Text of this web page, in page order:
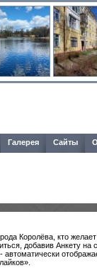
Галерея Сайты
Королёва, кто
добавив Анкету на